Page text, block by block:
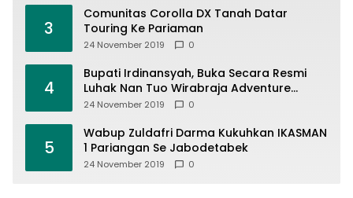
3
Comunitas Corolla DX Tanah Datar
Touring Ke Pariaman
24 November 2019 0
4
Bupati Irdinansyah, Buka Secara Resmi
Luhak Nan Tuo Wirabraja Adventure
Offroad 2019
24 November 2019 0
5
Wabup Zuldafri Darma Kukuhkan IKASMAN
1 Pariangan Se Jabodetabek
24 November 2019 0